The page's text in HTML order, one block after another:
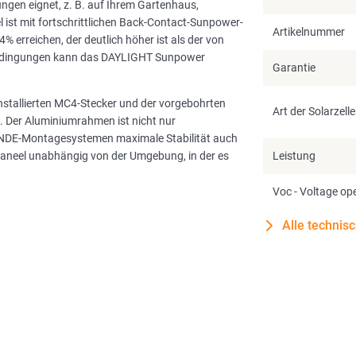
eignet, z. B. auf Ihrem Gartenhaus,
ist mit fortschrittlichen Back-Contact-Sunpower-
erreichen, der deutlich höher ist als der von
kann das DAYLIGHT Sunpower
MC4-Stecker und der vorgebohrten
Aluminiumrahmen ist nicht nur
Montagesystemen maximale Stabilität auch
unabhängig von der Umgebung, in der es
Artikelnummer
Garantie
Art der
Leistung
Voc - Voltage
Alle